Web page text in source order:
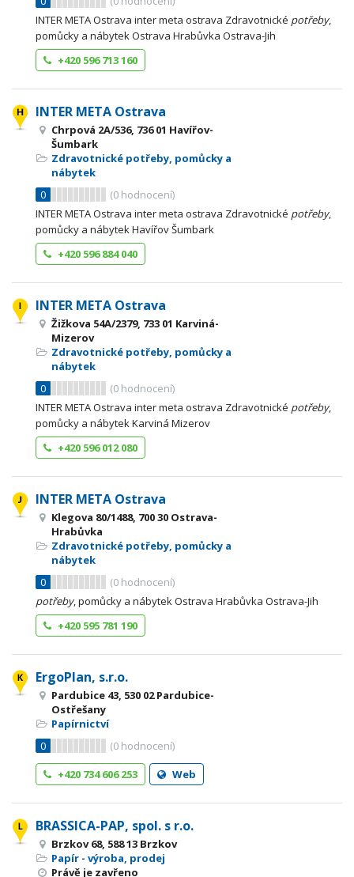
INTER META Ostrava inter meta ostrava Zdravotnické potřeby,
pomůcky a nábytek Ostrava Hrabůvka Ostrava-Jih
+420 596 713 160
INTER META Ostrava
Chrpová 2A/536, 736 01 Havířov-
Šumbark
Zdravotnické potřeby, pomůcky a
nábytek
0
(0 hodnocení)
INTER META Ostrava inter meta ostrava Zdravotnické potřeby,
pomůcky a nábytek Havířov Šumbark
+420 596 884 040
INTER META Ostrava
Žižkova 54A/2379, 733 01 Karviná-
Mizerov
Zdravotnické potřeby, pomůcky a
nábytek
0
(0 hodnocení)
INTER META Ostrava inter meta ostrava Zdravotnické potřeby,
pomůcky a nábytek Karviná Mizerov
+420 596 012 080
INTER META Ostrava
Klegova 80/1488, 700 30 Ostrava-
Hrabůvka
Zdravotnické potřeby, pomůcky a
nábytek
0
(0 hodnocení)
potřeby, pomůcky a nábytek Ostrava Hrabůvka Ostrava-Jih
+420 595 781 190
ErgoPlan, s.r.o.
Pardubice 43, 530 02 Pardubice-
Ostřešany
Papírnictví
0
(0 hodnocení)
+420 734 606 253
Web
BRASSICA-PAP, spol. s r.o.
Brzkov 68, 588 13 Brzkov
Papír - výroba, prodej
Právě je zavřeno